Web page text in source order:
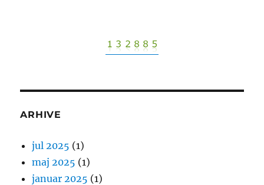
ARHIVE
jul 2025 (1)
maj 2025 (1)
januar 2025 (1)